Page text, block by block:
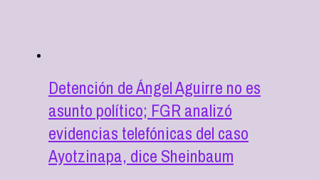
Detención de Ángel Aguirre no es
asunto político; FGR analizó
evidencias telefónicas del caso
Ayotzinapa, dice Sheinbaum